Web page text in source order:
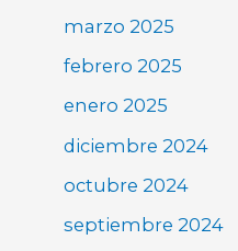
marzo 2025
febrero 2025
enero 2025
diciembre 2024
octubre 2024
septiembre 2024